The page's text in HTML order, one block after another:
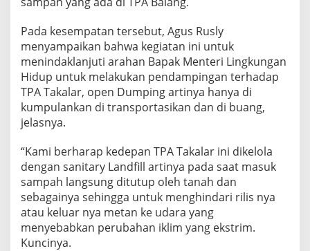
r
a
n
L
i
n
g
k
a
n
H
i
d
u
p
Pada kesempatan tersebut, Agus Rusly
menyampaikan bahwa kegiatan ini untuk
menindaklanjuti arahan Bapak Menteri Lingkungan
Hidup untuk melakukan pendampingan terhadap
TPA Takalar, open Dumping artinya hanya di
kumpulankan di transportasikan dan di buang,
jelasnya.
“Kami berharap kedepan TPA Takalar ini dikelola
dengan sanitary Landfill artinya pada saat masuk
sampah langsung ditutup oleh tanah dan
sebagainya sehingga untuk menghindari rilis nya
atau keluar nya metan ke udara yang
menyebabkan perubahan iklim yang ekstrim.
Kuncinya.